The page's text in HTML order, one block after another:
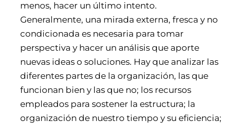
menos, hacer un último intento.
Generalmente, una mirada externa, fresca y no
condicionada es necesaria para tomar
perspectiva y hacer un análisis que aporte
nuevas ideas o soluciones. Hay que analizar las
diferentes partes de la organización, las que
funcionan bien y las que no; los recursos
empleados para sostener la estructura; la
organización de nuestro tiempo y su eficiencia;